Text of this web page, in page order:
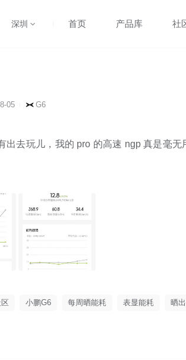
深圳 首页 产品库 社
05 G6
出去玩儿，我的 pro 的高速 ngp 真是毫
小鹏G6 每周晒能耗 表显能耗 晒